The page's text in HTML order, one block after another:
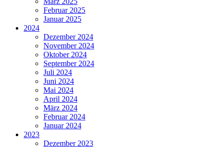
Februar 2025
Januar 2025
2024
Dezember 2024
November 2024
Oktober 2024
September 2024
Juli 2024
Juni 2024
Mai 2024
April 2024
März 2024
Februar 2024
Januar 2024
2023
Dezember 2023